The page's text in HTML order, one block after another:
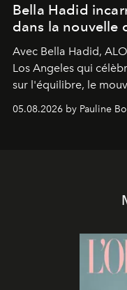
Bella Hadid
dans la nouvelle
Avec Bella Hadid,
Los Angeles qui
sur l'équilibre, le
05.08.2026 by Pauline